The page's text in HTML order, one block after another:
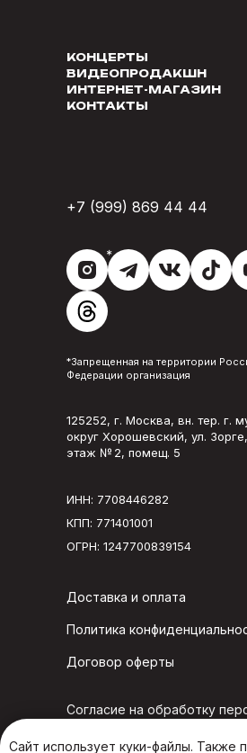
*Запрещенная на территории
Федерации организация
ИНН: 7708446282
КПП: 771401001
ОГРН: 1247700839154
Согласие на обработку
Договор оферты
+7 (999) 869 44 44
Политика
КОНЦЕРТЫ
ВИДЕОПРОДАКШН
ИНТЕРНЕТ-МАГАЗИН
КОНТАКТЫ
Доставка и оплата
125252, г. Москва, вн. тер. г.
округ Хорошевский, ул.
этаж № 2, помещ. 5
*
Сайт использует куки-файлы. Также